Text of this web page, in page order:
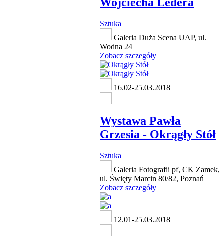
Wojciecha Ledera
Sztuka
Galeria Duża Scena UAP, ul.
Wodna 24
Zobacz szczegóły
16.02-25.03.2018
Wystawa Pawła
Grzesia - Okrągły Stół
Sztuka
Galeria Fotografii pf, CK Zamek,
ul. Święty Marcin 80/82, Poznań
Zobacz szczegóły
12.01-25.03.2018